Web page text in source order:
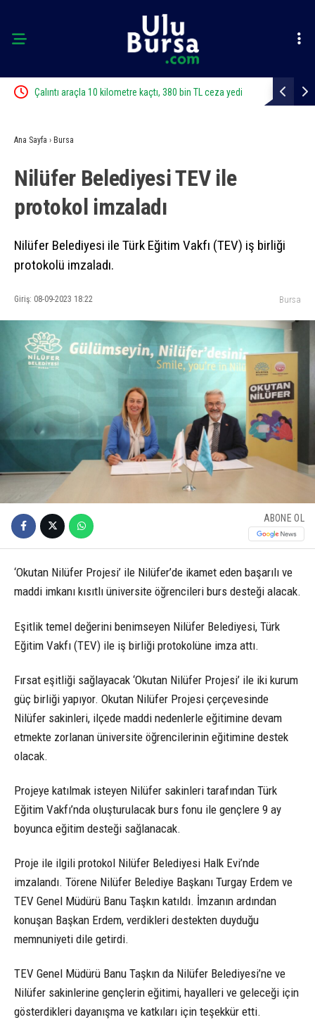
Çalıntı araçla 10 kilometre kaçtı, 380 bin TL ceza yedi Bursa’da
Ana Sayfa › Bursa
Nilüfer Belediyesi TEV ile
protokol imzaladı
Nilüfer Belediyesi ile Türk Eğitim Vakfı (TEV) iş birliği
protokolü imzaladı.
Giriş: 08-09-2023 18:22 Bursa
ABONE OL
‘Okutan Nilüfer Projesi’ ile Nilüfer’de ikamet eden başarılı ve
maddi imkanı kısıtlı üniversite öğrencileri burs desteği alacak.
Eşitlik temel değerini benimseyen Nilüfer Belediyesi, Türk
Eğitim Vakfı (TEV) ile iş birliği protokolüne imza attı.
Fırsat eşitliği sağlayacak ‘Okutan Nilüfer Projesi’ ile iki kurum
güç birliği yapıyor. Okutan Nilüfer Projesi çerçevesinde
Nilüfer sakinleri, ilçede maddi nedenlerle eğitimine devam
etmekte zorlanan üniversite öğrencilerinin eğitimine destek
olacak.
Projeye katılmak isteyen Nilüfer sakinleri tarafından Türk
Eğitim Vakfı’nda oluşturulacak burs fonu ile gençlere 9 ay
boyunca eğitim desteği sağlanacak.
Proje ile ilgili protokol Nilüfer Belediyesi Halk Evi’nde
imzalandı. Törene Nilüfer Belediye Başkanı Turgay Erdem ve
TEV Genel Müdürü Banu Taşkın katıldı. İmzanın ardından
konuşan Başkan Erdem, verdikleri destekten duyduğu
memnuniyeti dile getirdi.
TEV Genel Müdürü Banu Taşkın da Nilüfer Belediyesi’ne ve
Nilüfer sakinlerine gençlerin eğitimi, hayalleri ve geleceği için
gösterdikleri dayanışma ve katkıları için teşekkür etti.